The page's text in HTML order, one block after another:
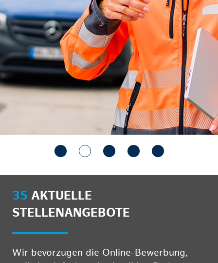
35 AKTUELLE
STELLENANGEBOTE
Wir bevorzugen die Online-Bewerbung,